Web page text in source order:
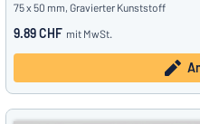
75 x 50 mm, Gravierter Kunststoff
9.89 CHF mit MwSt.